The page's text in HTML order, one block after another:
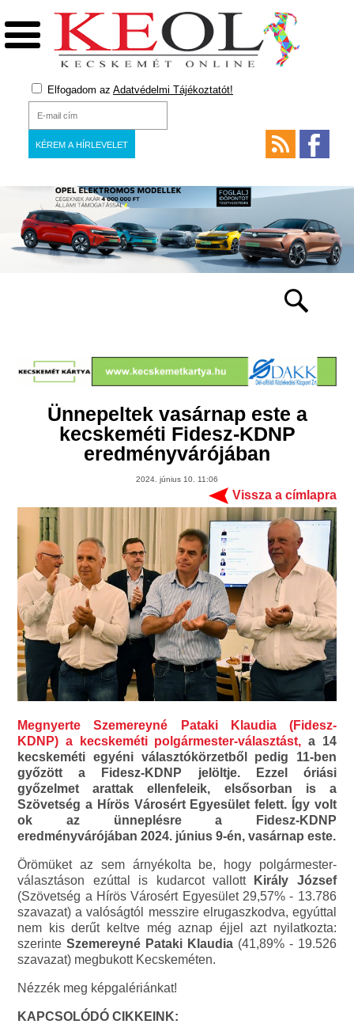
Elfogadom az Adatvédelmi Tájékoztatót!
Ünnepeltek vasárnap este a
kecskeméti Fidesz-KDNP
eredményvárójában
2024. június 10. 11:06
Vissza a címlapra
Megnyerte Szemereyné Pataki Klaudia (Fidesz-
KDNP) a kecskeméti polgármester-választást, a 14
kecskeméti egyéni választókörzetből pedig 11-ben
győzött a Fidesz-KDNP jelöltje. Ezzel óriási
győzelmet arattak ellenfeleik, elsősorban is a
Szövetség a Hírös Városért Egyesület felett. Így volt
ok az ünneplésre a Fidesz-KDNP
eredményvárójában 2024. június 9-én, vasárnap este.
Örömüket az sem árnyékolta be, hogy polgármester-
választáson ezúttal is kudarcot vallott
Király József
(Szövetség a Hírös Városért Egyesület 29,57% - 13.786
szavazat) a valóságtól messzire elrugaszkodva, egyúttal
nem kis derűt keltve még aznap éjjel azt nyilatkozta:
szerinteSzemereyné Pataki Klaudia (41,89% - 19.526
szavazat) megbukott Kecskeméten.
Nézzék meg képgalériánkat!
KAPCSOLÓDÓ CIKKEINK: